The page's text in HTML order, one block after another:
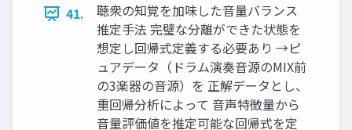
41.
聴衆の知覚を加味した音量バランス
推定手法 完璧な分離ができた状態を
想定し回帰式定義する必要あり →ピ
ュアデータ（ドラム演奏音源のMIX前
の3楽器の音源）を 正解データとし、
重回帰分析によって 音声特徴量から
音量評価値を推定可能な回帰式を定